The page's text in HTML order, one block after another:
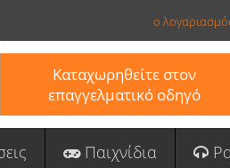
ο
Καταχωρηθείτε στον
επαγγελματικό οδηγό
Παιχνίδια